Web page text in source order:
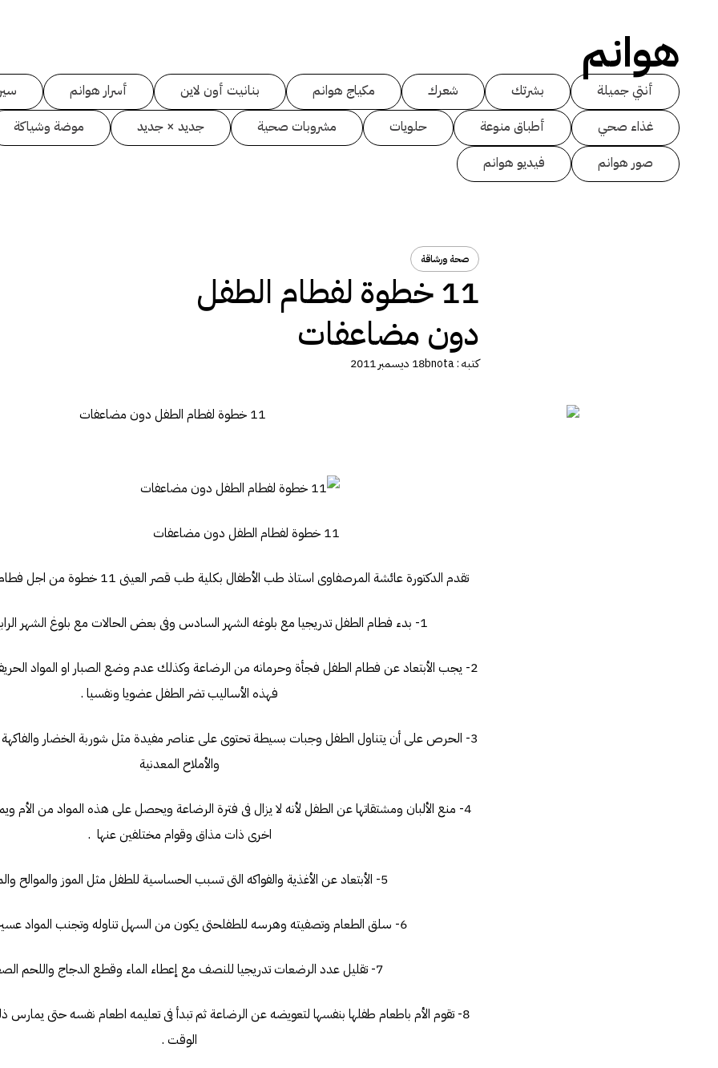
هوانم
أنتي جميلة بشرتك شعرك مكياج هوانم بنانيت أون لاين أسرار هوانم
غذاء صحي
أطباق منوعة حلويات مشروبات صحية جديد × جديد
موضة وشياكة
صور هوانم
فيديو هوانم
صحة ورشاقة
11 خطوة لفطام الطفل
دون مضاعفات
كتبه :bnota18 ديسمبر 2011
11 خطوة لفطام الطفل دون مضاعفات
تقدم الدكتورة عائشة المرصفاوى استاذ طب الأطفال بكلية طب قصر العينى 11 خطوة من اجل فطام الطفل بصورة سليمة .
1- بدء فطام الطفل تدريجيا مع بلوغه الشهر السادس وفى بعض الحالات مع بلوغ الشهر الرابع او الخامس .
2- يجب الأبتعاد عن فطام الطفل فجأة وحرمانه من الرضاعة وكذلك عدم وضع الصبار او المواد
فهذه الأساليب تضر الطفل عضويا ونفسيا .
3- الحرص على أن يتناول الطفل وجبات بسيطة تحتوى على عناصر مفيدة مثل شوربة الخضار
والأملاح المعدنية
4- منع الألبان ومشتقاتها عن الطفل لأنه لا يزال فى فترة الرضاعة ويحصل على هذه المواد من الأم
اخرى ذات مذاق وقوام مختلفين عنها .
5- الأبتعاد عن الأغذية والفواكه التى تسبب الحساسية للطفل مثل الموز والموالح والمانجو .
6- سلق الطعام وتصفيته وهرسه للطفلحتى يكون من السهل تناوله وتجنب المواد عسيرة الهضم .
7- تقليل عدد الرضعات تدريجيا للنصف مع إعطاء الماء وقطع الدجاج واللحم الصغيرة .
8- تقوم الأم باطعام طفلها بنفسها لتعويضه عن الرضاعة ثم تبدأ فى تعليمه اطعام نفسه حتى
الوقت .